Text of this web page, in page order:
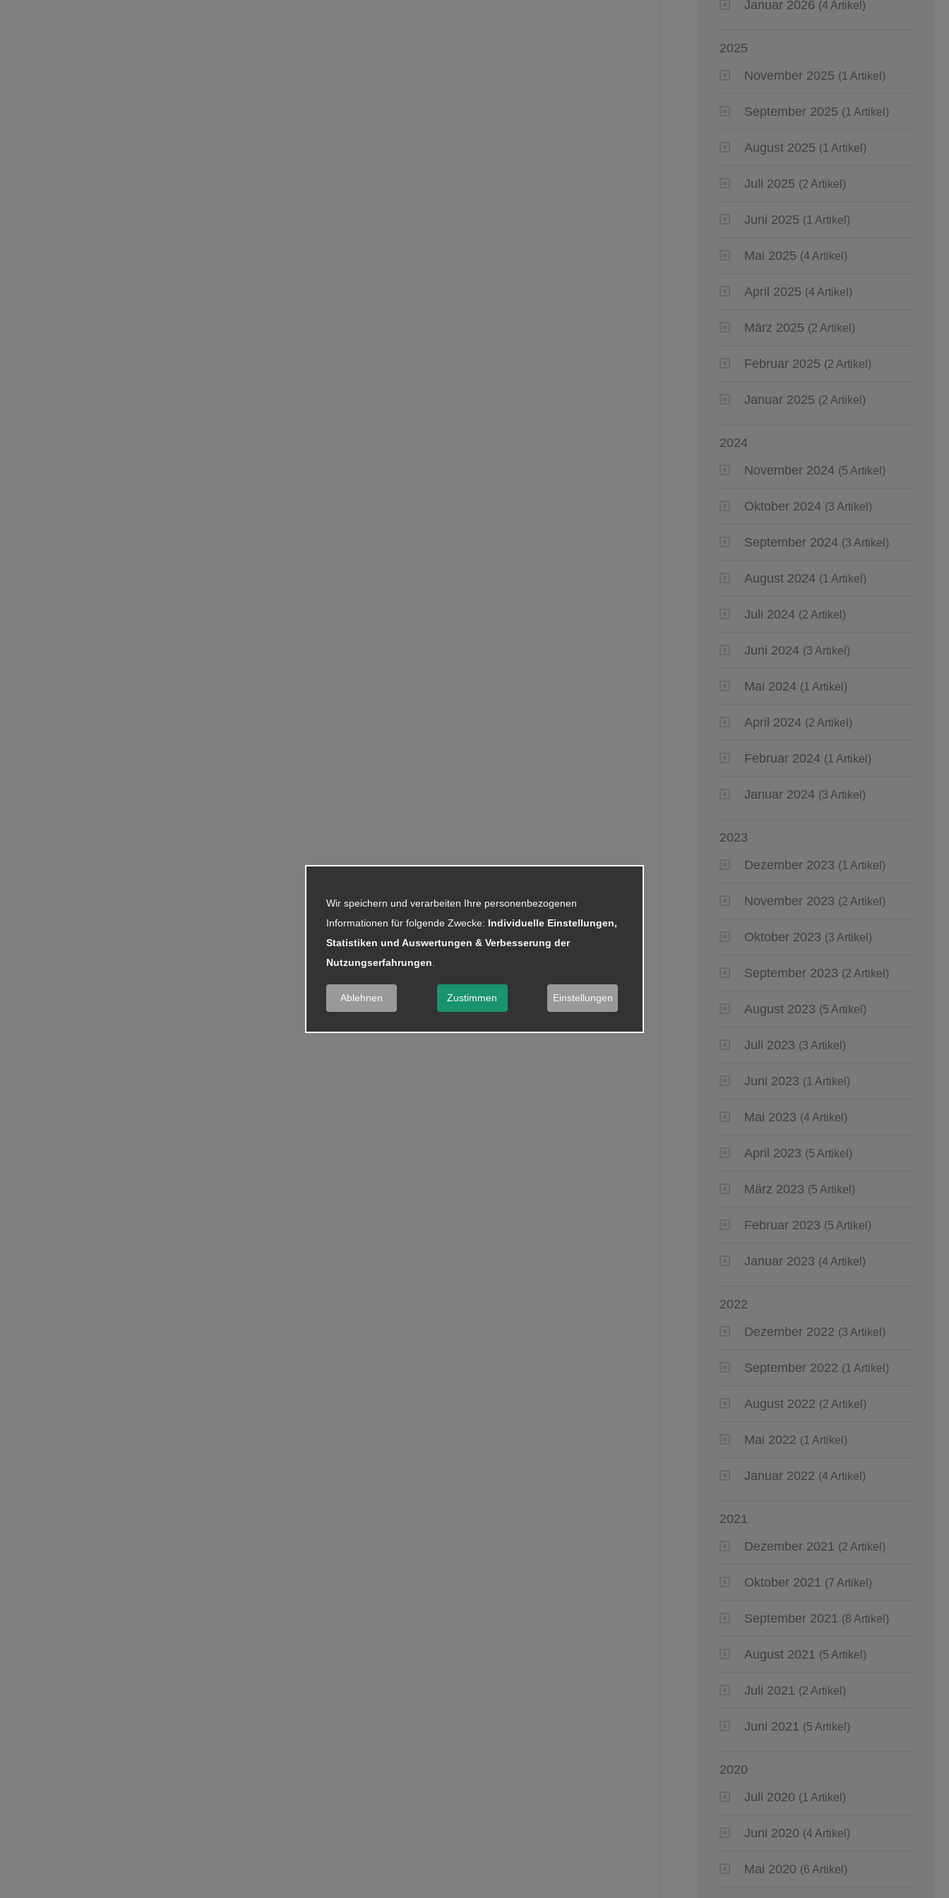
Januar 2026 (4 Artikel)
2025
November 2025 (1 Artikel)
September 2025 (1 Artikel)
August 2025 (1 Artikel)
Juli 2025 (2 Artikel)
Juni 2025 (1 Artikel)
Mai 2025 (4 Artikel)
April 2025 (4 Artikel)
März 2025 (2 Artikel)
Februar 2025 (2 Artikel)
Januar 2025 (2 Artikel)
2024
November 2024 (5 Artikel)
Oktober 2024 (3 Artikel)
September 2024 (3 Artikel)
August 2024 (1 Artikel)
Juli 2024 (2 Artikel)
Juni 2024 (3 Artikel)
Mai 2024 (1 Artikel)
April 2024 (2 Artikel)
Februar 2024 (1 Artikel)
Januar 2024 (3 Artikel)
2023
Dezember 2023 (1 Artikel)
November 2023 (2 Artikel)
Oktober 2023 (3 Artikel)
September 2023 (2 Artikel)
August 2023 (5 Artikel)
Juli 2023 (3 Artikel)
Juni 2023 (1 Artikel)
Mai 2023 (4 Artikel)
April 2023 (5 Artikel)
März 2023 (5 Artikel)
Februar 2023 (5 Artikel)
Januar 2023 (4 Artikel)
2022
Dezember 2022 (3 Artikel)
September 2022 (1 Artikel)
August 2022 (2 Artikel)
Mai 2022 (1 Artikel)
Januar 2022 (4 Artikel)
2021
Dezember 2021 (2 Artikel)
Oktober 2021 (7 Artikel)
September 2021 (8 Artikel)
August 2021 (5 Artikel)
Juli 2021 (2 Artikel)
Juni 2021 (5 Artikel)
2020
Juli 2020 (1 Artikel)
Juni 2020 (4 Artikel)
Mai 2020 (6 Artikel)
Wir speichern und verarbeiten Ihre personenbezogenen
Informationen für folgende Zwecke: Individuelle Einstellungen,
Statistiken und Auswertungen & Verbesserung der
Nutzungserfahrungen
Ablehnen Zustimmen Einstellungen